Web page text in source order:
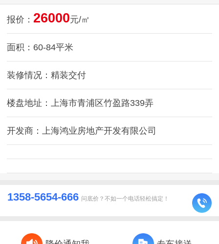
报价： 26000元/㎡
面积：60-84平米
装修情况：精装交付
楼盘地址：上海市青浦区竹盈路339弄
开发商：上海鸿业房地产开发有限公司
1358-5654-666 问底价？不如一个电话轻松搞定！